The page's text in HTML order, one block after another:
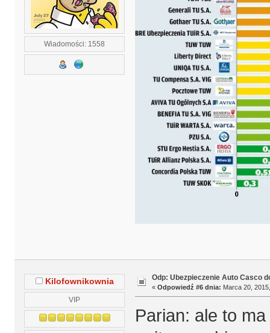
Wiadomości: 1558
Kilofownikownia
VIP
Odp: Ubezpieczenie Auto Casco
« Odpowiedź #6 dnia: Marca 20,
Parian: ale to